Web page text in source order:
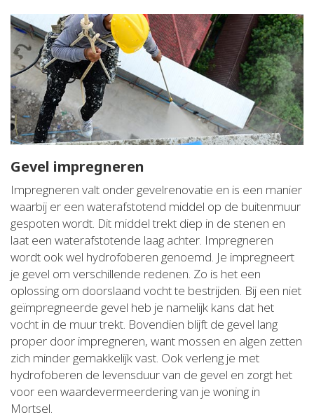
Gevel impregneren
Impregneren valt onder gevelrenovatie en is een manier
waarbij er een waterafstotend middel op de buitenmuur
gespoten wordt. Dit middel trekt diep in de stenen en
laat een waterafstotende laag achter. Impregneren
wordt ook wel hydrofoberen genoemd. Je impregneert
je gevel om verschillende redenen. Zo is het een
oplossing om doorslaand vocht te bestrijden. Bij een niet
geïmpregneerde gevel heb je namelijk kans dat het
vocht in de muur trekt. Bovendien blijft de gevel lang
proper door impregneren, want mossen en algen zetten
zich minder gemakkelijk vast. Ook verleng je met
hydrofoberen de levensduur van de gevel en zorgt het
voor een waardevermeerdering van je woning in
Mortsel.